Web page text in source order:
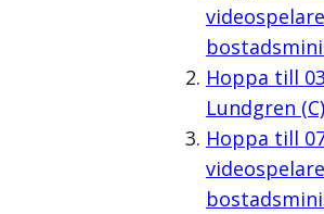
Hoppa till
Lundgren (C)
Hoppa till